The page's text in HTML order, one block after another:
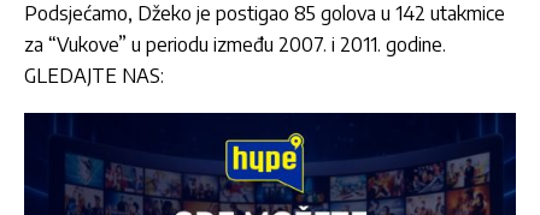
Podsjećamo, Džeko je postigao 85 golova u 142 utakmice
za “Vukove” u periodu između 2007. i 2011. godine.
GLEDAJTE NAS: